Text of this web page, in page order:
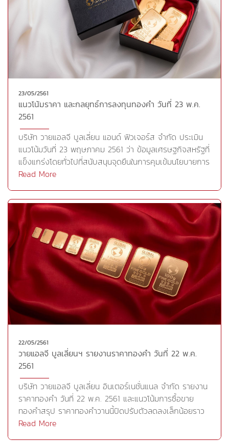
23/05/2561
แนวโน้มราคา และกลยุทธ์การลงทุนทองคำ วันที่ 23 พ.ค.
2561
บริษัท วายแอลจี บูลเลี่ยน แอนด์ ฟิวเจอร์ส จำกัด ประเมิน
แนวโน้มวันที่ 23 พฤษภาคม 2561 ว่า ข้อมูลเศรษฐกิจสหรัฐที่
แข็งแกร่งโดยทั่วไปที่สนับสนุนจุดยืนในการคุมเข้มนโยบายการ
เงินของธนาคารกลางสหรัฐ(เฟด) ทั้งนี้ การเปิดเผยรายงาน
หรือที่เรียกติดปากกันว่า FOMC Meeting Minutes กำลังถูก
จับตาเพื่อใช้เป็นปัจจัยชี้นำราคาทองคำ หลังจากผู้กำหนด
นโยบายบางคนในเฟดเห็นด้วยกับการที่เฟดจะปรับขึ้นอัตรา
ดอกเบี้ยในทิศทางที่เร่งขึ้นจากที่เคยส่งสัญญาณไว้ แต่ผู้
กำหนดนโยบายบางคนแสดงความไม่มั่นใจในเรื่องภาวะ
เงินเฟ้อขณะที่ความเห็นของเจ้าหน้าเฟดบางท่านมีความเห็นว่า
หากเศรษฐกิจมีการขยายตัวได้ดีขึ้น รวมทั้งตลาดแรงงานมี
ความแข็งแกร่งอย่างต่อเนื่อง และเงินเฟ้อเริ่มเคลื่อนไหวใกล้
ระดับเป้าหมาย แต่ยังคงให้เฟดปรับขึ้นอัตราดอกเบี้ยอย่าง
ค่อยเป็นค่อยไป ส่งผลให้ราคาทองคำในระยะสั้นเคลื่อนไหว
แกว่งตัวในกรอบ ซึ่งหากมีประเด็นที่เพิ่มเติมจากที่ตลาดรับรู้
ทองคำในฐานะสินทรัพย์ปลอดภัยได้รับแรงหนุนจาก คณะ
บริหารของปธน.โดนัลด์ ทรัมป์ ขู่ที่จะทำการคว่ำบาตรอิหร่าน
ครั้งรุนแรงที่สุดในประวัติศาสตร์ และยืนยันที่จะ"บดขยี้"ปฏิบัติ
การของอิหร่านในต่างประเทศ หลังจากอิหร่านปฏิเสธการยื่น
คำขาดของสหรัฐ ให้อิหร่านทำการเปลี่ยนแปลงในวงกว้าง
ตั้งแต่ยกเลิกโครงการนิวเคลียร์ไปจนถึงถอนตัวจาก
สงครามกลางเมืองซีเรียนอกจากนี้นักลงทุนจับตาการเจรจา
Read More
22/05/2561
วายแอลจี บูลเลี่ยนฯ รายงานราคาทองคำ วันที่ 22 พ.ค.
2561
บริษัท วายแอลจี บูลเลี่ยน อินเตอร์เนชั่นแนล จำกัด รายงาน
ราคาทองคำ วันที่ 22 พ.ค. 2561 และแนวโน้มการซื้อขาย
ทองคำสรุป ราคาทองคำวานนี้ปิดปรับตัวลดลงเล็กน้อยราว
0.17 ดอลลาร์ต่อออนซ์ หลังจากในระหว่างวันราคาทองคำร่วง
Read More